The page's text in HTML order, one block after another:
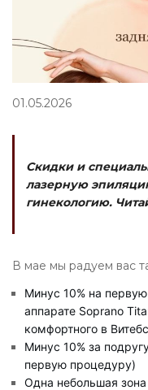
01.05.2026
Скидки и
лазерную
гинекологию.
В мае мы радуем вас
Минус 10% на
аппарате Soprano
комфортного в
Минус 10% за
первую процедуру)
Одна небольшая